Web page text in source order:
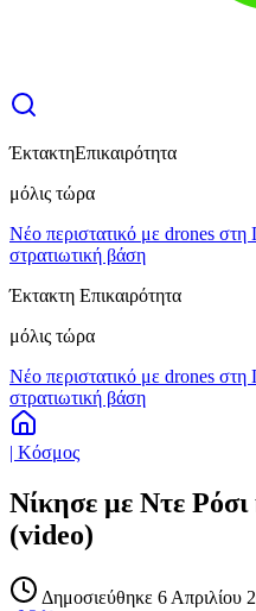
ΈκτακτηΕπικαιρότητα
μόλις τώρα
Νέο περιστατικό με drones
στρατιωτική βάση
Έκτακτη Επικαιρότητα
μόλις τώρα
Νέο περιστατικό με drones
στρατιωτική βάση
| Κόσμος
Νίκησε με Ντε Ρόσι
(video)
Δημοσιεύθηκε 6 Απριλίου